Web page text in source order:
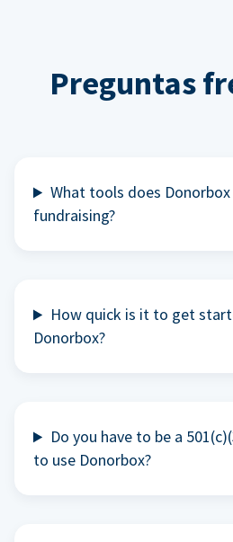
Preguntas
What tools does
fundraising?
How quick is it to get
Donorbox?
Do you have to be a
to use Donorbox?